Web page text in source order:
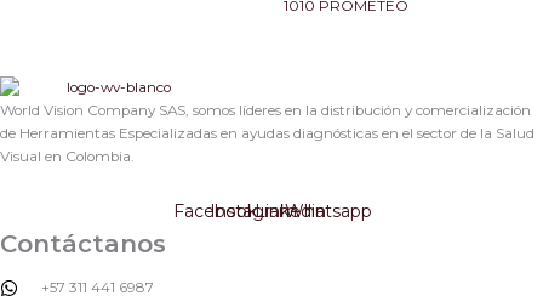
1010 PROMETEO
World Vision Company SAS, somos líderes en la distribución y comercialización
de Herramientas Especializadas en ayudas diagnósticas en el sector de la Salud
Visual en Colombia.
Facebook
Instagram
Linkedin
Whatsapp
Contáctanos
+57 311 441 6987